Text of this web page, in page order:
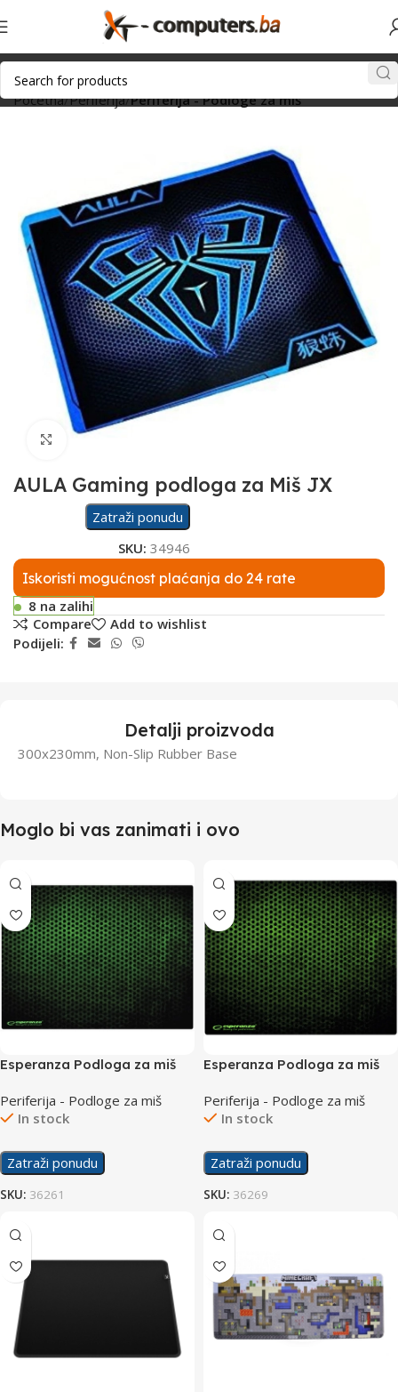
Početna Periferija Periferija - Podloge za miš
Click to enlarge
AULA Gaming podloga za Miš JX
Zatraži ponudu
SKU: 34946
Iskoristi mogućnost plaćanja do 24 rate
8 na zalihi
Compare
Add to wishlist
Podijeli:
Detalji proizvoda
300x230mm, Non-Slip Rubber Base
Moglo bi vas zanimati i ovo
Esperanza Podloga za miš
Periferija - Podloge za miš
In stock
Zatraži ponudu
SKU: 36261
Esperanza Podloga za miš
Periferija - Podloge za miš
In stock
Zatraži ponudu
SKU: 36269